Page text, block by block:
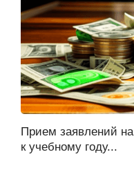
Прием заявлений
к учебному году...